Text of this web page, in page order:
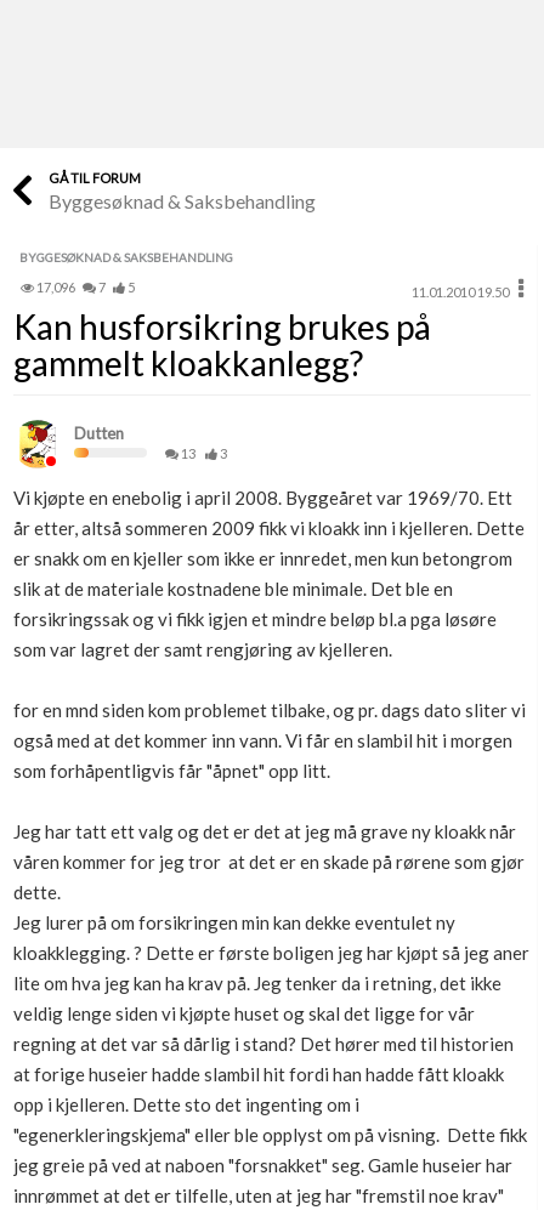
Finn håndverkere
Papirer som mangler
Skaff dokumentasjon som mangler
Se din bolig? Klikk her
Boligmappa+
Få mer ut av Boligmappa
GÅ TIL FORUM
Byggesøknad & Saksbehandling
BYGGESØKNAD & SAKSBEHANDLING
17,096 7 5 11.01.2010 19.50
Kan husforsikring brukes på
gammelt kloakkanlegg?
Dutten
13 3
Vi kjøpte en enebolig i april 2008. Byggeåret var 1969/70. Ett
år etter, altså sommeren 2009 fikk vi kloakk inn i kjelleren. Dette
er snakk om en kjeller som ikke er innredet, men kun betongrom
slik at de materiale kostnadene ble minimale. Det ble en
forsikringssak og vi fikk igjen et mindre beløp bl.a pga løsøre
som var lagret der samt rengjøring av kjelleren.
for en mnd siden kom problemet tilbake, og pr. dags dato sliter vi
også med at det kommer inn vann. Vi får en slambil hit i morgen
som forhåpentligvis får "åpnet" opp litt.
Jeg har tatt ett valg og det er det at jeg må grave ny kloakk når
våren kommer for jeg tror at det er en skade på rørene som gjør
dette.
Jeg lurer på om forsikringen min kan dekke eventulet ny
kloakklegging. ? Dette er første boligen jeg har kjøpt så jeg aner
lite om hva jeg kan ha krav på. Jeg tenker da i retning, det ikke
veldig lenge siden vi kjøpte huset og skal det ligge for vår
regning at det var så dårlig i stand? Det hører med til historien
at forige huseier hadde slambil hit fordi han hadde fått kloakk
opp i kjelleren. Dette sto det ingenting om i
"egenerkleringskjema" eller ble opplyst om på visning. Dette fikk
jeg greie på ved at naboen "forsnakket" seg. Gamle huseier har
innrømmet at det er tilfelle, uten at jeg har "fremstil noe krav"